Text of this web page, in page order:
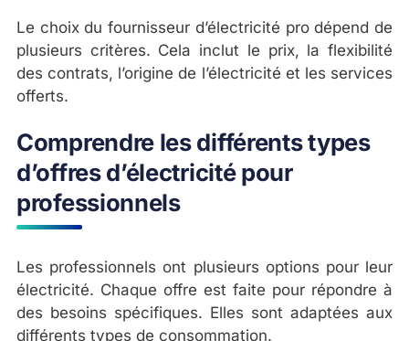
Le choix du fournisseur d’électricité pro dépend de
plusieurs critères. Cela inclut le prix, la flexibilité
des contrats, l’origine de l’électricité et les services
offerts.
Comprendre les différents types
d’offres d’électricité pour
professionnels
Les professionnels ont plusieurs options pour leur
électricité. Chaque offre est faite pour répondre à
des besoins spécifiques. Elles sont adaptées aux
différents types de consommation.